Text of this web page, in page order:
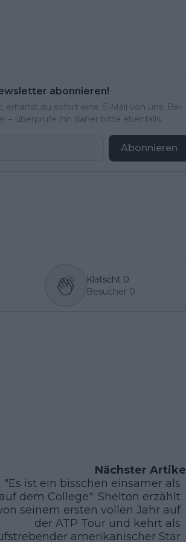
abonnieren!
erhältst du sofort eine E-Mail von uns. Bei
– überprüfe ihn daher bitte ebenfalls.
Abonnieren
Klatscht 0
Besucher 0
Nächster Artikel
"Es ist ein bisschen einsamer als
auf dem College": Shelton erzählt
seinem ersten vollen Jahr auf
der ATP Tour und kehrt als
amerikanischer Star